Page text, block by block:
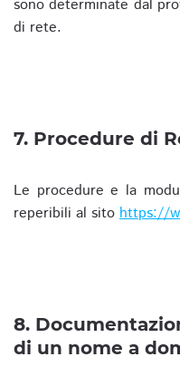
sono determinate dal
di rete.
7. Procedure di
Le procedure e la
reperibili al sito https://
8.
di un nome a